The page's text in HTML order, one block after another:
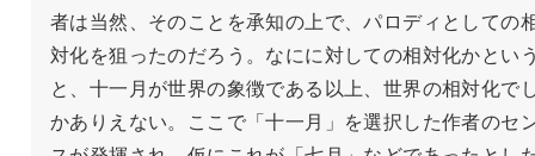
者は当然、そのことを承知の上で、パロディとしての
対化を狙ったのだろう。なにに対しての相対化かとい
と、十一月が世界の象徴である以上、世界の相対化で
かありえない。ここで「十一月」を選択した作者のセ